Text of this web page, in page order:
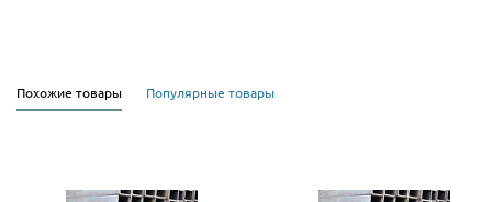
Похожие товары Популярные товары